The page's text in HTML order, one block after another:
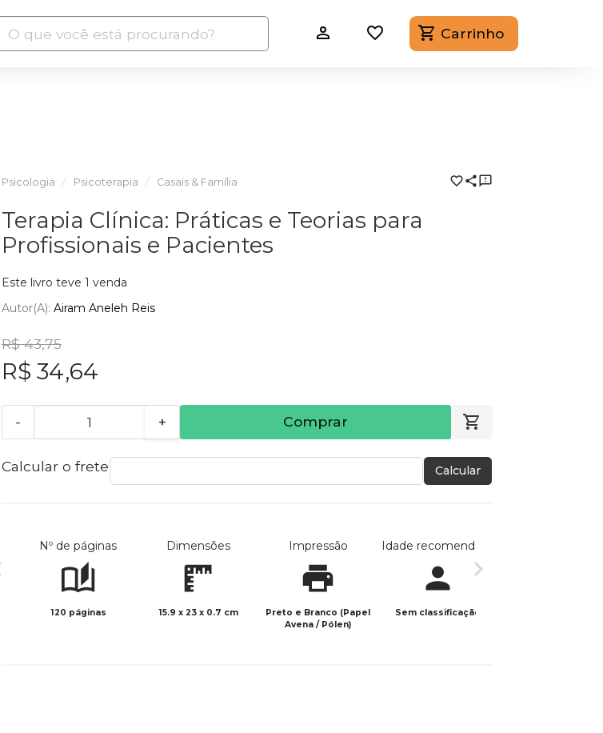
Carrinho
Psicologia Psicoterapia Casais & Família
Terapia Clínica: Práticas e Teorias para
Profissionais e Pacientes
Este livro teve 1 venda
Autor(a): Airam Aneleh Reis
R$ 43,75
R$ 34,64
- + Comprar
Calcular o frete Calcular
Nº de páginas
120 páginas
Dimensões
15.9 x 23 x 0.7 cm
Impressão
Preto e Branco (Papel
Avena / Pólen)
Idade recomendada
Sem classificação